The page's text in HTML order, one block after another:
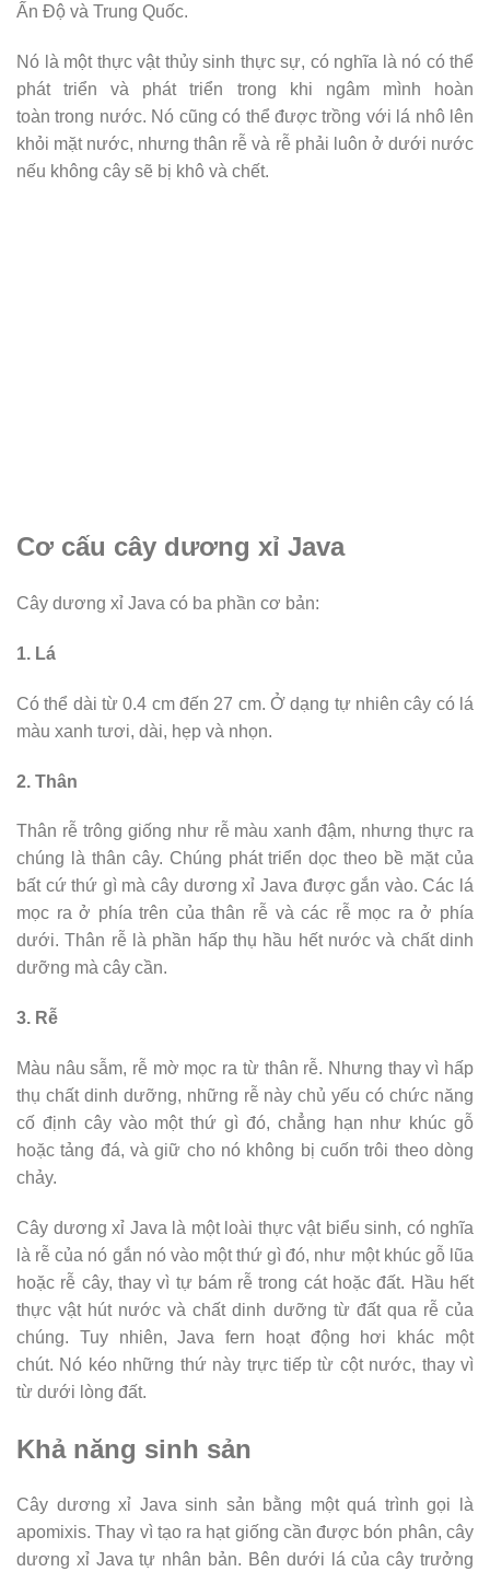
Ấn Độ và Trung Quốc.
Nó là một thực vật thủy sinh thực sự, có nghĩa là nó có thể
phát triển và phát triển trong khi ngâm mình hoàn
toàn trong nước. Nó cũng có thể được trồng với lá nhô lên
khỏi mặt nước, nhưng thân rễ và rễ phải luôn ở dưới nước
nếu không cây sẽ bị khô và chết.
Cơ cấu cây dương xỉ Java
Cây dương xỉ Java có ba phần cơ bản:
1. Lá
Có thể dài từ 0.4 cm đến 27 cm. Ở dạng tự nhiên cây có lá
màu xanh tươi, dài, hẹp và nhọn.
2. Thân
Thân rễ trông giống như rễ màu xanh đậm, nhưng thực ra
chúng là thân cây. Chúng phát triển dọc theo bề mặt của
bất cứ thứ gì mà cây dương xỉ Java được gắn vào. Các lá
mọc ra ở phía trên của thân rễ và các rễ mọc ra ở phía
dưới. Thân rễ là phần hấp thụ hầu hết nước và chất dinh
dưỡng mà cây cần.
3. Rễ
Màu nâu sẫm, rễ mờ mọc ra từ thân rễ. Nhưng thay vì hấp
thụ chất dinh dưỡng, những rễ này chủ yếu có chức năng
cố định cây vào một thứ gì đó, chẳng hạn như khúc gỗ
hoặc tảng đá, và giữ cho nó không bị cuốn trôi theo dòng
chảy.
Cây dương xỉ Java là một loài thực vật biểu sinh, có nghĩa
là rễ của nó gắn nó vào một thứ gì đó, như một khúc gỗ lũa
hoặc rễ cây, thay vì tự bám rễ trong cát hoặc đất. Hầu hết
thực vật hút nước và chất dinh dưỡng từ đất qua rễ của
chúng. Tuy nhiên, Java fern hoạt động hơi khác một
chút. Nó kéo những thứ này trực tiếp từ cột nước, thay vì
từ dưới lòng đất.
Khả năng sinh sản
Cây dương xỉ Java sinh sản bằng một quá trình gọi là
apomixis. Thay vì tạo ra hạt giống cần được bón phân, cây
dương xỉ Java tự nhân bản. Bên dưới lá của cây trưởng